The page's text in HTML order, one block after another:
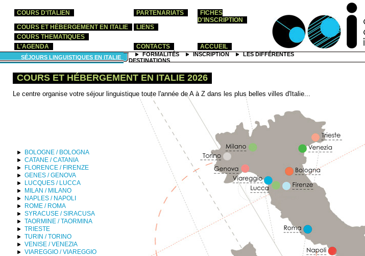
COURS D'ITALIEN PARTENARIATS
FICHES
D'INSCRIPTION
COURS ET HÉBERGEMENT EN ITALIE
LIENS
COURS THEMATIQUES
L'AGENDA
CONTACTS ACCUEIL
SÉJOURS LINGUISTIQUES EN ITALIE FORMALITÉS INSCRIPTION
LES DIFFÉRENTES
DESTINATIONS
COURS ET HÉBERGEMENT EN ITALIE 2026
Le centre organise votre séjour linguistique toute l'année de A à Z dans les plus belles villes d'Italie...
BOLOGNE / BOLOGNA
CATANE / CATANIA
FLORENCE / FIRENZE
GENES / GENOVA
LUCQUES / LUCCA
MILAN / MILANO
NAPLES / NAPOLI
ROME / ROMA
SYRACUSE / SIRACUSA
TAORMINE / TAORMINA
TRIESTE
TURIN / TORINO
VENISE / VENEZIA
VIAREGGIO / VIAREGGIO